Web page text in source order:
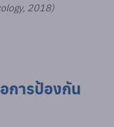
2018)
การป้องกัน